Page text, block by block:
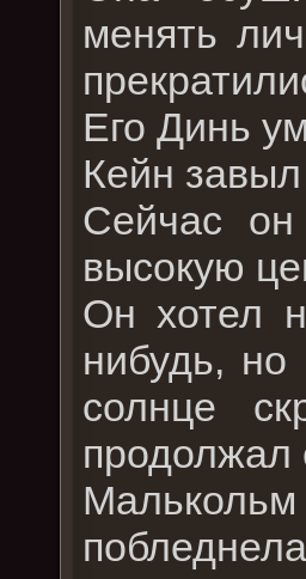
менять
Его Динь
Кейн
Сейчас
высокую
Он хотел
нибудь,
солнце
продолжал